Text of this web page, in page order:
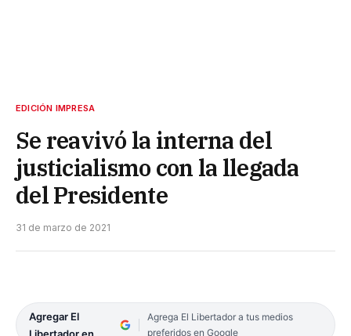
EDICIÓN IMPRESA
Se reavivó la interna del
justicialismo con la llegada
del Presidente
31 de marzo de 2021
Agregar El
Agrega El Libertador a tus medios
preferidos en Google